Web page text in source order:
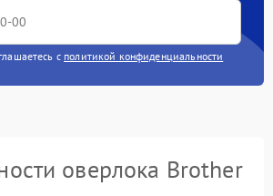
с политикой конфиденциальности
оверлока Brother